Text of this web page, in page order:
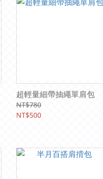
超輕量細帶抽繩單肩包
NT$780
NT$500